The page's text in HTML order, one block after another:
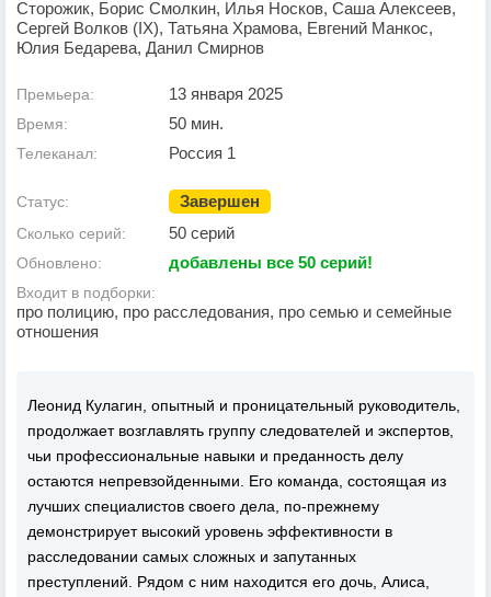
Сторожик, Борис Смолкин, Илья Носков, Саша Алексеев,
Сергей Волков (IX), Татьяна Храмова, Евгений Манкос,
Юлия Бедарева, Данил Смирнов
Премьера: 13 января 2025
Время: 50 мин.
Телеканал: Россия 1
Статус: Завершен
Сколько серий: 50 серий
Обновлено: добавлены все 50 серий!
Входит в подборки:
про полицию, про расследования, про семью и семейные
отношения
Леонид Кулагин, опытный и проницательный руководитель,
продолжает возглавлять группу следователей и экспертов,
чьи профессиональные навыки и преданность делу
остаются непревзойденными. Его команда, состоящая из
лучших специалистов своего дела, по-прежнему
демонстрирует высокий уровень эффективности в
расследовании самых сложных и запутанных
преступлений. Рядом с ним находится его дочь, Алиса,